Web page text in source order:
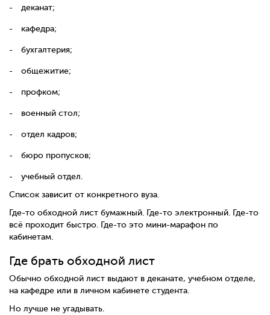
деканат;
кафедра;
бухгалтерия;
общежитие;
профком;
военный стол;
отдел кадров;
бюро пропусков;
учебный отдел.
Список зависит от конкретного вуза.
Где-то обходной лист бумажный. Где-то электронный. Где-то
всё проходит быстро. Где-то это мини-марафон по
кабинетам.
Где брать обходной лист
Обычно обходной лист выдают в деканате, учебном отделе,
на кафедре или в личном кабинете студента.
Но лучше не угадывать.